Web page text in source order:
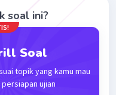
adalah 24
soal ini?
Soal
topik yang kamu mau
ujian